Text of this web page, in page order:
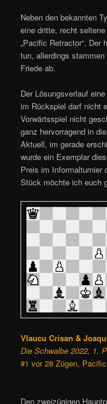
Neben den bekannten
eine dritte, recht
„Pacific Retractor“.
tun, allerdings stammen
Friede ab.
Der Lösungsverlauf
im Rückspiel darf nicht
Vorwärtsspiel nicht
ganz hervorragend in
Aktuell, im gerade
wurde ein Exemplar
Preis im Informalturnier
Stück möchte ich euch
Vlaucu Crisan &
Die Schwalbe 2022, 1.
#1 vor 28 Zügen,
Den zweizügigen